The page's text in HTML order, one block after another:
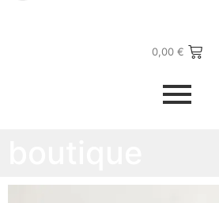
0,00 €